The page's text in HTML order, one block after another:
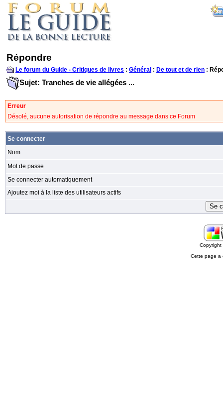
Répondre
Le forum du Guide - Critiques de livres : Général : De tout et de rien :
Sujet: Tranches de vie allégées ...
Erreur
Désolé, aucune autorisation de répondre au message dans ce Forum
Se connecter
Nom
Mot de passe
Se connecter automatiquement
Ajoutez moi à la liste des utilisateurs actifs
Cette page a